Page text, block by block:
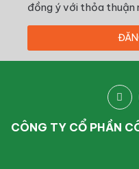
đồng ý với thỏa thuận
CÔNG TY CỔ PHẦN